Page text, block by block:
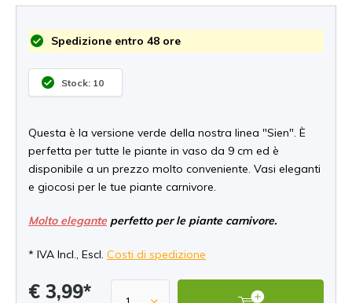
Spedizione entro 48 ore
Stock: 10
Questa è la versione verde della nostra linea "Sien". È
perfetta per tutte le piante in vaso da 9 cm ed è
disponibile a un prezzo molto conveniente. Vasi eleganti
e giocosi per le tue piante carnivore.
Molto eleganteperfetto per le piante carnivore.
* IVA Incl., Escl. Costi di spedizione
€ 3,99*